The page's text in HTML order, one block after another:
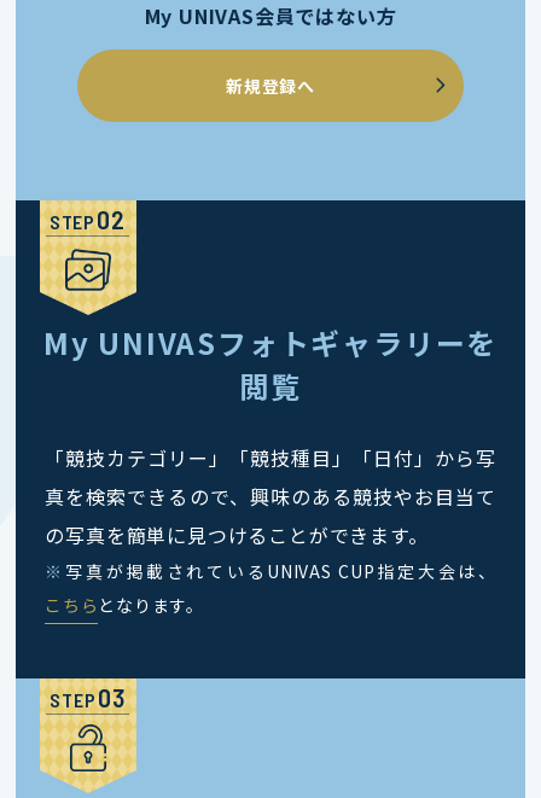
My UNIVAS会員ではない方
新規登録へ
STEP
My UNIVASフォトギャラリーを
閲覧
「競技カテゴリー」「競技種目」「日付」から写
真を検索できるので、興味のある競技やお目当て
の写真を簡単に見つけることができます。
※ 写真が掲載されているUNIVAS CUP指定大会は、
こちら となります。
STEP